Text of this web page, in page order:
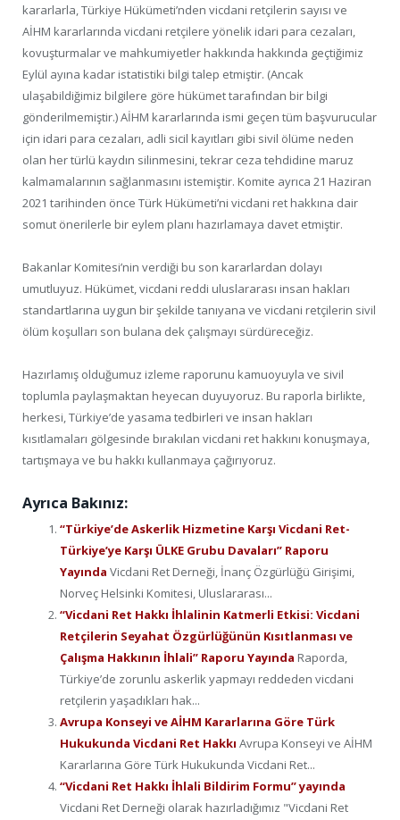
kararlarla, Türkiye Hükümeti’nden vicdani retçilerin sayısı ve
AİHM kararlarında vicdani retçilere yönelik idari para cezaları,
kovuşturmalar ve mahkumiyetler hakkında hakkında geçtiğimiz
Eylül ayına kadar istatistiki bilgi talep etmiştir. (Ancak
ulaşabildiğimiz bilgilere göre hükümet tarafından bir bilgi
gönderilmemiştir.) AİHM kararlarında ismi geçen tüm başvurucular
için idari para cezaları, adli sicil kayıtları gibi sivil ölüme neden
olan her türlü kaydın silinmesini, tekrar ceza tehdidine maruz
kalmamalarının sağlanmasını istemiştir. Komite ayrıca 21 Haziran
2021 tarihinden önce Türk Hükümeti’ni vicdani ret hakkına dair
somut önerilerle bir eylem planı hazırlamaya davet etmiştir.
Bakanlar Komitesi’nin verdiği bu son kararlardan dolayı
umutluyuz. Hükümet, vicdani reddi uluslararası insan hakları
standartlarına uygun bir şekilde tanıyana ve vicdani retçilerin sivil
ölüm koşulları son bulana dek çalışmayı sürdüreceğiz.
Hazırlamış olduğumuz izleme raporunu kamuoyuyla ve sivil
toplumla paylaşmaktan heyecan duyuyoruz. Bu raporla birlikte,
herkesi, Türkiye’de yasama tedbirleri ve insan hakları
kısıtlamaları gölgesinde bırakılan vicdani ret hakkını konuşmaya,
tartışmaya ve bu hakkı kullanmaya çağırıyoruz.
Ayrıca Bakınız:
“Türkiye’de Askerlik Hizmetine Karşı Vicdani Ret-
Türkiye’ye Karşı ÜLKE Grubu Davaları” Raporu
Yayında Vicdani Ret Derneği, İnanç Özgürlüğü Girişimi,
Norveç Helsinki Komitesi, Uluslararası...
“Vicdani Ret Hakkı İhlalinin Katmerli Etkisi: Vicdani
Retçilerin Seyahat Özgürlüğünün Kısıtlanması ve
Çalışma Hakkının İhlali” Raporu Yayında Raporda,
Türkiye’de zorunlu askerlik yapmayı reddeden vicdani
retçilerin yaşadıkları hak...
Avrupa Konseyi ve AİHM Kararlarına Göre Türk
Hukukunda Vicdani Ret Hakkı Avrupa Konseyi ve AİHM
Kararlarına Göre Türk Hukukunda Vicdani Ret...
“Vicdani Ret Hakkı İhlali Bildirim Formu” yayında
Vicdani Ret Derneği olarak hazırladığımız "Vicdani Ret